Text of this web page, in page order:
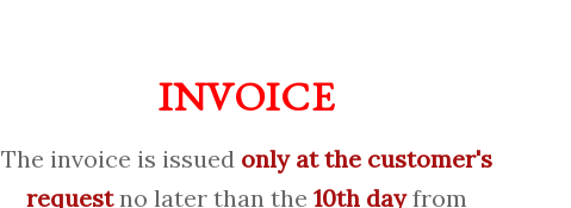
INVOICE
The invoice is issued only at the customer's
requestno later than the10th dayfrom